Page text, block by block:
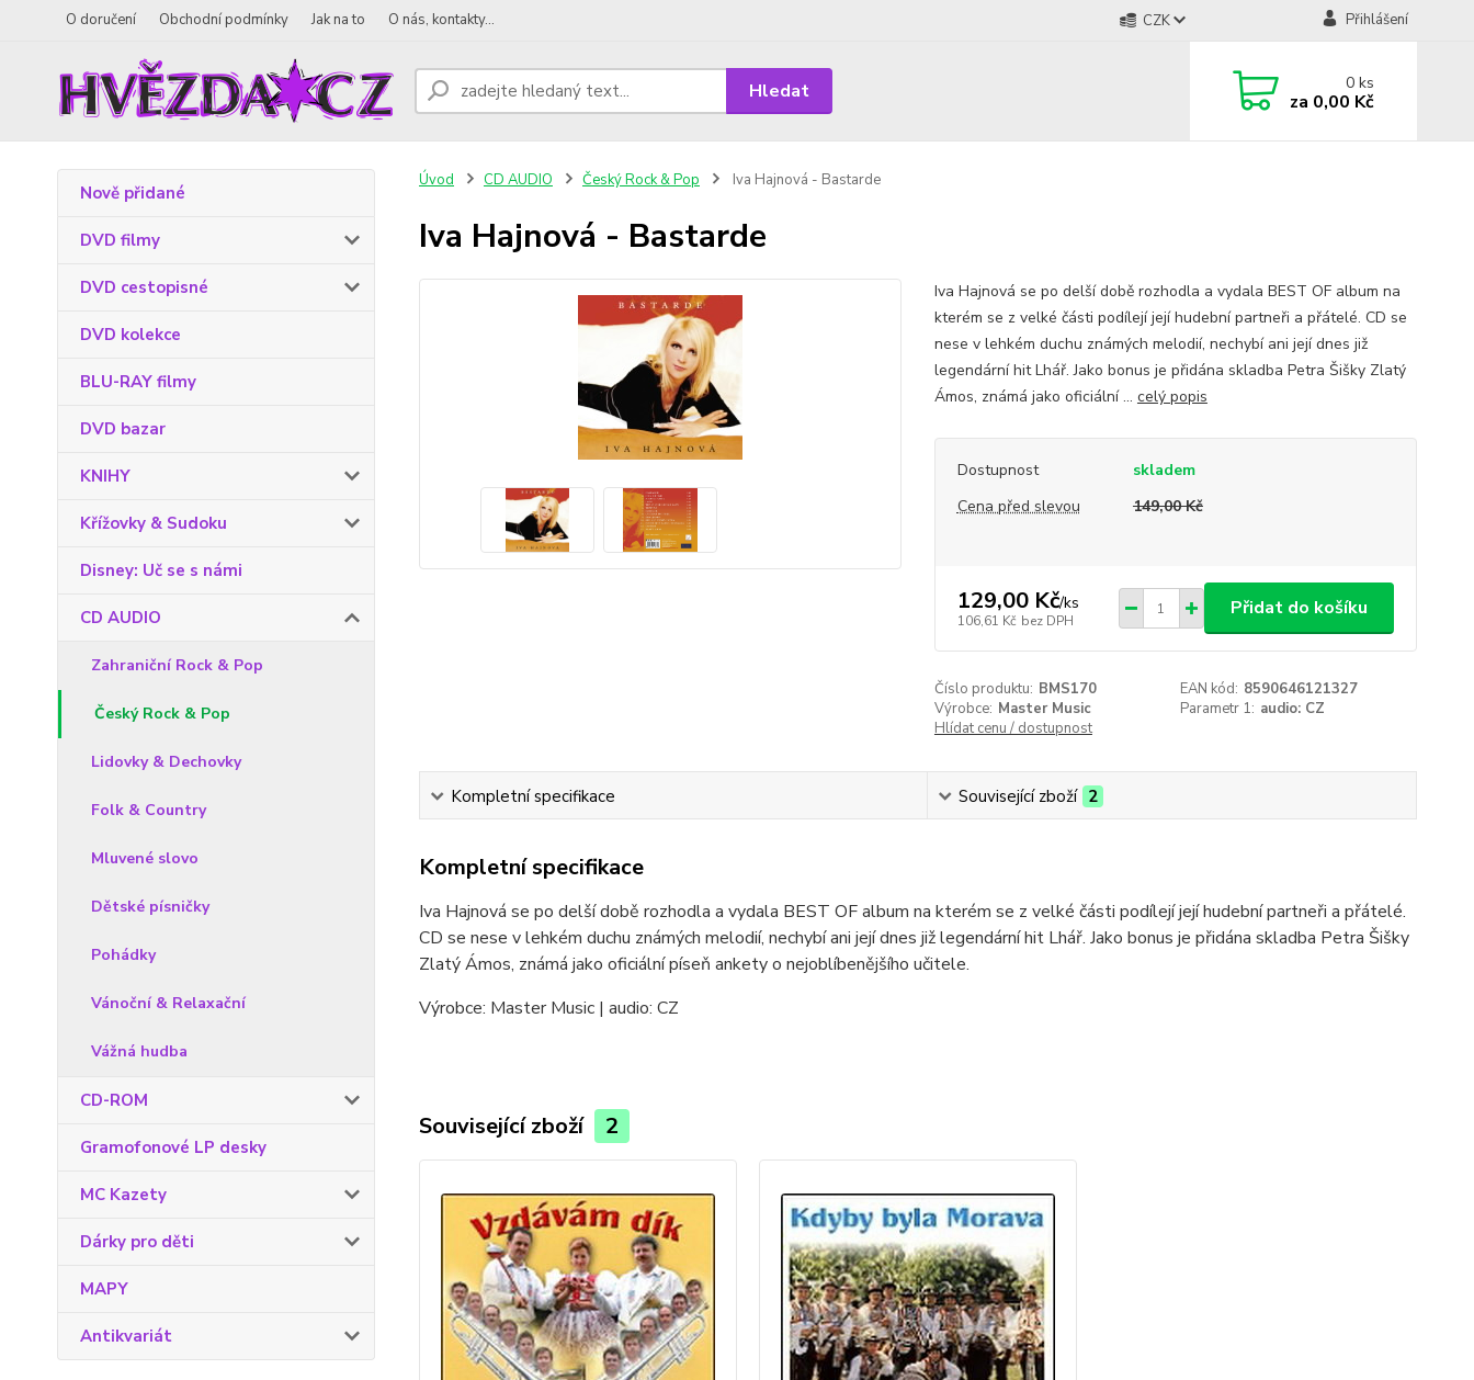
O doručení Obchodní podmínky Jak na to O nás, kontakty... CZK Přihlášení
Hledat 0ks
za 0,00 Kč
Nově přidané
DVD filmy
DVD cestopisné
DVD kolekce
BLU-RAY filmy
DVD bazar
KNIHY
Křížovky & Sudoku
Disney: Uč se s námi
CD AUDIO
Zahraniční Rock & Pop
Český Rock & Pop
Lidovky & Dechovky
Folk & Country
Mluvené slovo
Dětské písničky
Pohádky
Vánoční & Relaxační
Vážná hudba
CD-ROM
Gramofonové LP desky
MC Kazety
Dárky pro děti
MAPY
Antikvariát
Úvod CD AUDIO Český Rock & Pop Iva Hajnová - Bastarde
Iva Hajnová - Bastarde
Iva Hajnová se po delší době rozhodla a vydala BEST OF album na
kterém se z velké části podílejí její hudební partneři a přátelé. CD se
nese v lehkém duchu známých melodií, nechybí ani její dnes již
legendární hit Lhář. Jako bonus je přidána skladba Petra Šišky Zlatý
Ámos, známá jako oficiální ... celý popis
Dostupnost
skladem
Cena před slevou
149,00 Kč
129,00 Kč/ks
106,61 Kč bez DPH
Přidat do košíku
Číslo produktu: BMS170 EAN kód: 8590646121327
Výrobce: Master Music Parametr 1: audio: CZ
Hlídat cenu / dostupnost
Kompletní specifikace Související zboží 2
Kompletní specifikace
Iva Hajnová se po delší době rozhodla a vydala BEST OF album na kterém se z velké části podílejí její hudební partneři a přátelé.
CD se nese v lehkém duchu známých melodií, nechybí ani její dnes již legendární hit Lhář. Jako bonus je přidána skladba Petra Šišky
Zlatý Ámos, známá jako oficiální píseň ankety o nejoblíbenějšího učitele.
Výrobce: Master Music | audio: CZ
Související zboží 2